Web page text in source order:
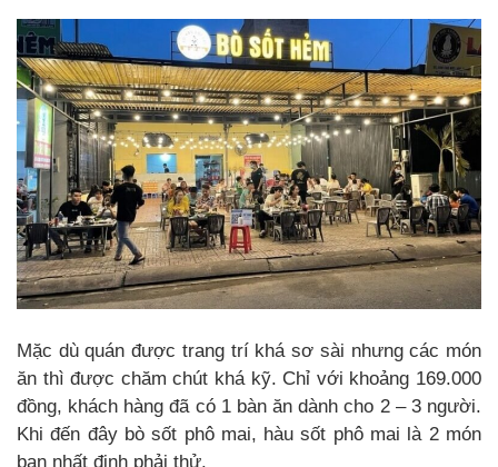
Mặc dù quán được trang trí khá sơ sài nhưng các món
ăn thì được chăm chút khá kỹ. Chỉ với khoảng 169.000
đồng, khách hàng đã có 1 bàn ăn dành cho 2 – 3 người.
Khi đến đây bò sốt phô mai, hàu sốt phô mai là 2 món
bạn nhất định phải thử.